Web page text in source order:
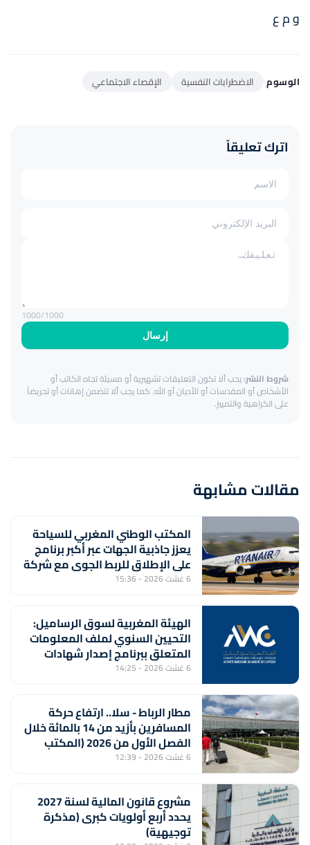
و م ع
الوسوم الاضطرابات النفسية الإقصاء الاجتماعي
اترك تعليقاً
إرسال
1000/1000
شروط النشر:يجب ألا تكون التعليقات تشهيرية أو مسيئة تجاه الكاتب أو
الأشخاص أو المقدسات أو الأديان أو الله. كما يجب ألا تتضمن إهانات أو تحريضاً
على الكراهية والتمييز.
مقالات مشابهة
المكتب الوطني المغربي للسياحة
يعزز جاذبية الجهات عبر أكبر برنامج
على الإطلاق للربط الجوي مع شركة
"رايان إير"
6 غشت 2026 - 15:36
الهيئة المغربية لسوق الرساميل:
التحيين السنوي لملف المعلومات
المتعلق ببرنامج إصدار شهادات
الإيداع من طرف بنك "CFG"
6 غشت 2026 - 14:25
مطار الرباط - سلا.. ارتفاع حركة
المسافرين بأزيد من 14 بالمائة خلال
الفصل الأول من 2026 (المكتب
الوطني للمطارات)
6 غشت 2026 - 12:39
مشروع قانون المالية لسنة 2027
يحدد أربع أولويات كبرى (مذكرة
توجيهية)